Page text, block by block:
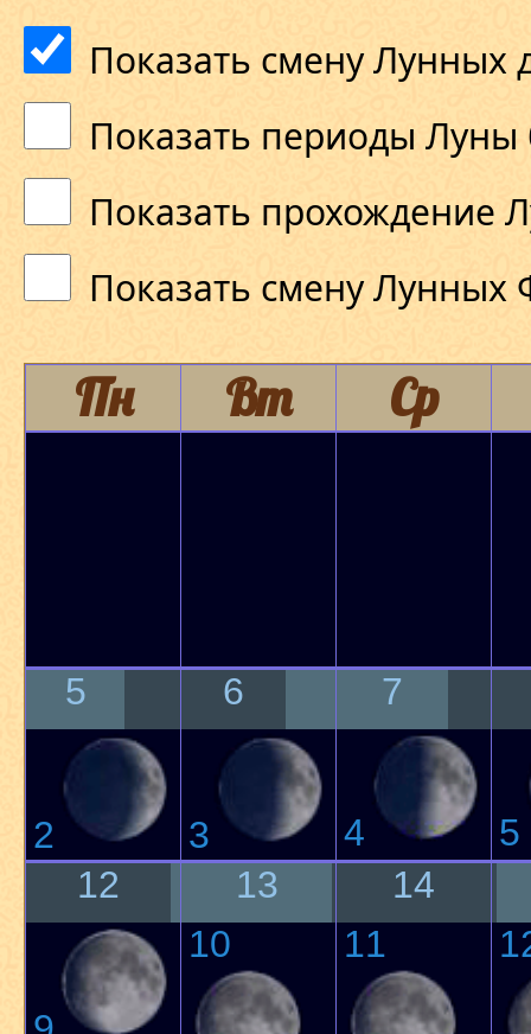
Показать смену Лунных
Показать периоды Луны
Показать прохождение
Показать смену Лунных
Пн Вт Ср
5
2
6
3
7
4
5
12
13
10
14
11